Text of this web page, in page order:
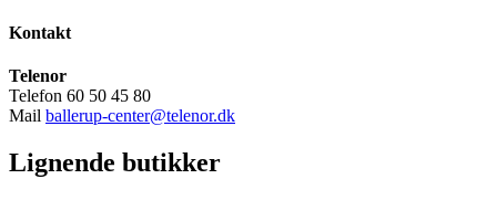
Kontakt
Telenor
Telefon 60 50 45 80
Mail ballerup-center@telenor.dk
Lignende butikker